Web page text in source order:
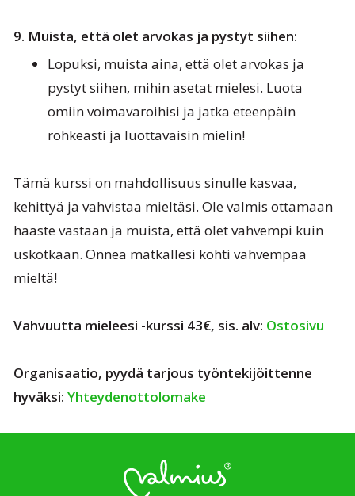
9. Muista, että olet arvokas ja pystyt siihen:
Lopuksi, muista aina, että olet arvokas ja
pystyt siihen, mihin asetat mielesi. Luota
omiin voimavaroihisi ja jatka eteenpäin
rohkeasti ja luottavaisin mielin!
Tämä kurssi on mahdollisuus sinulle kasvaa,
kehittyä ja vahvistaa mieltäsi. Ole valmis ottamaan
haaste vastaan ja muista, että olet vahvempi kuin
uskotkaan. Onnea matkallesi kohti vahvempaa
mieltä!
Vahvuutta mieleesi -kurssi 43€, sis. alv: Ostosivu
Organisaatio, pyydä tarjous työntekijöittenne
hyväksi: Yhteydenottolomake